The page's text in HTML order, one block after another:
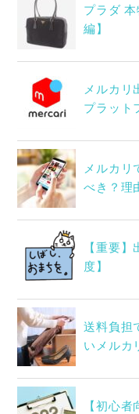
プラダ
編】
メルカリ
プラット
メルカリ
べき？理
【重要
度】
送料負担
いメルカ
【初心